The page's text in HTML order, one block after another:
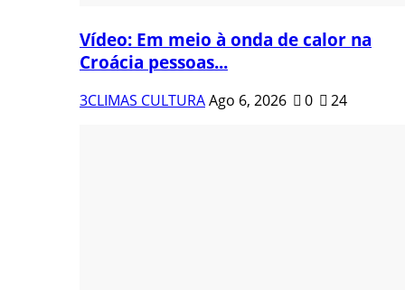
Vídeo: Em meio à onda de calor na
Croácia pessoas...
3CLIMAS CULTURAAgo 6, 2026 0 24